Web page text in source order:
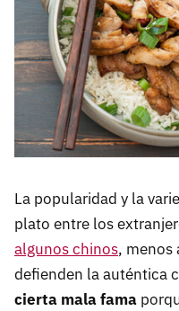
La popularidad y la
plato entre los
algunos chinos, menos
defienden la auténtica
cierta mala fama